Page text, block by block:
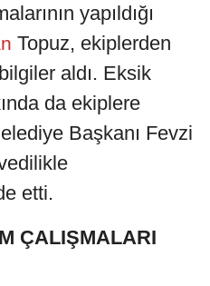
yapıldığı
Topuz, ekiplerden
aldı. Eksik
da ekiplere
Başkanı Fevzi
etti.
ÇALIŞMALARI